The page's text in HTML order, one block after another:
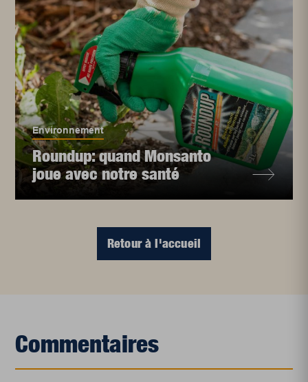
Environnement
Roundup: quand Monsanto
joue avec notre santé
Retour à l'accueil
Commentaires